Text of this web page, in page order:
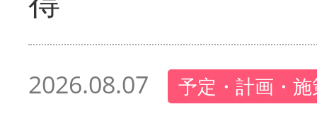
2026.08.07 予定・計画・